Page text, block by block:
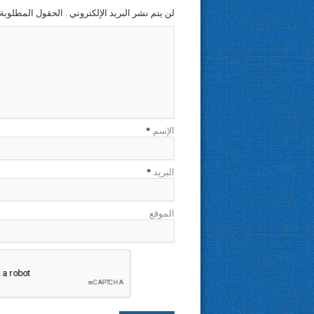
لن يتم نشر البريد الإلكتروني . الحقول
الإسم *
البريد *
الموقع